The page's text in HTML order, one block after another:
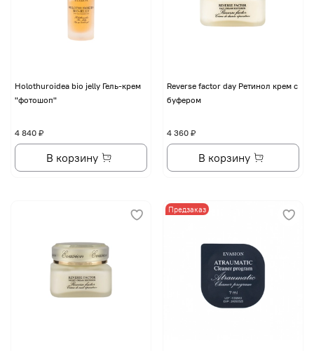
Holothuroidea bio jelly Гель-крем
"фотошоп"
4 840 ₽
В корзину
Reverse factor day Ретинол крем с
буфером
4 360 ₽
В корзину
Предзаказ